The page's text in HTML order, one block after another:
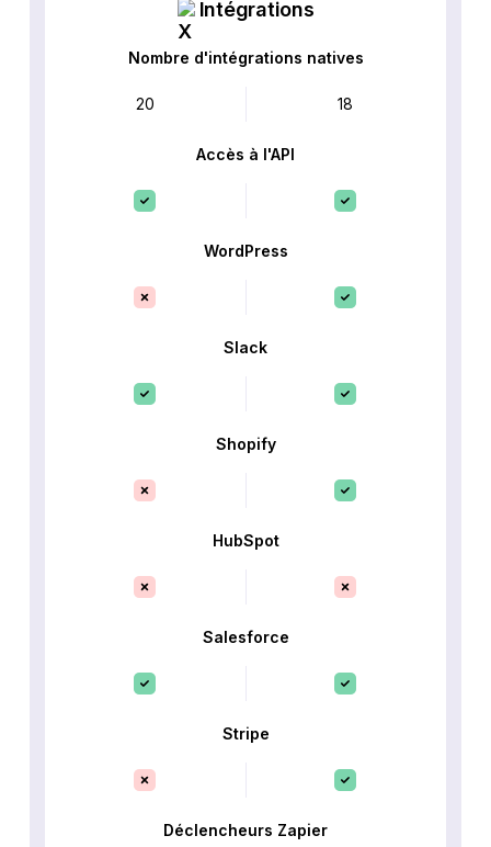
Intégrations
Nombre d'intégrations natives
20 18
Accès à l'API
WordPress
Slack
Shopify
HubSpot
Salesforce
Stripe
Déclencheurs Zapier